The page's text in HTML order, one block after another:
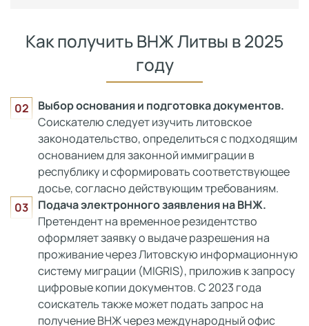
Как получить ВНЖ Литвы в 2025
году
Выбор основания и подготовка документов.
Соискателю следует изучить литовское
законодательство, определиться с подходящим
основанием для законной иммиграции в
республику и сформировать соответствующее
досье, согласно действующим требованиям.
Подача электронного заявления на ВНЖ.
Претендент на временное резидентство
оформляет заявку о выдаче разрешения на
проживание через Литовскую информационную
систему миграции (MIGRIS), приложив к запросу
цифровые копии документов. С 2023 года
соискатель также может подать запрос на
получение ВНЖ через международный офис